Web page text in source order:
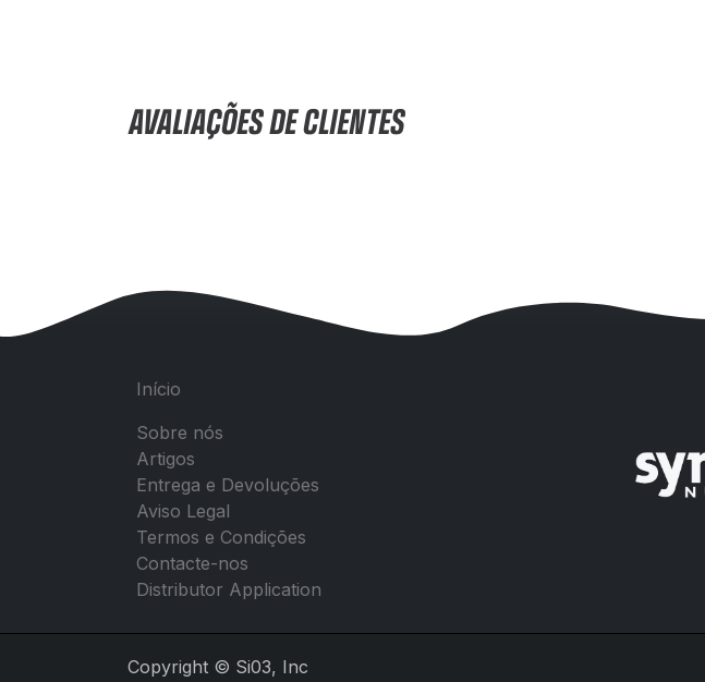
AVALIAÇÕES DE CLIENTES
Início
Sobre nós
Artigos
Entrega e Devoluções
Aviso Legal
Termos e Condições
Contacte-nos
Distributor Application
Copyright © Si03, Inc